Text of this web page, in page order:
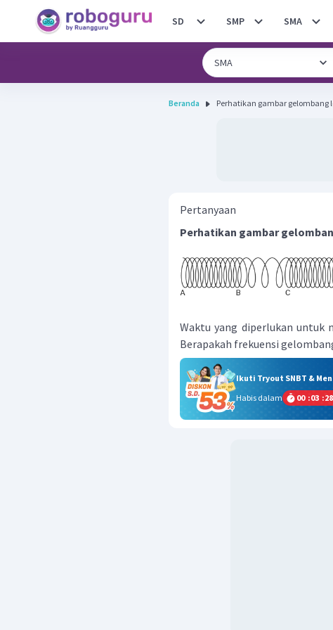
SD SMP SMA
Beranda Perhatikan gambar gelombang
Pertanyaan
Perhatikan gambar
Waktu yang diperlukan untuk
Berapakah frekuensi
Ikuti Tryout SNBT &
Habis dalam
00 :03 :28